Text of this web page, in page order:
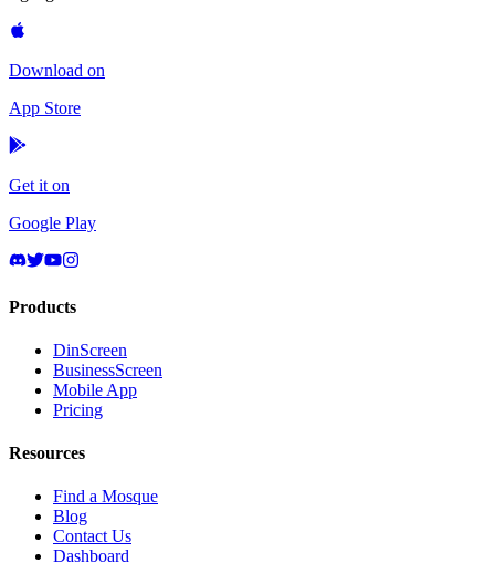
Download on
App Store
Get it on
Google Play
Products
DinScreen
BusinessScreen
Mobile App
Pricing
Resources
Find a Mosque
Blog
Contact Us
Dashboard